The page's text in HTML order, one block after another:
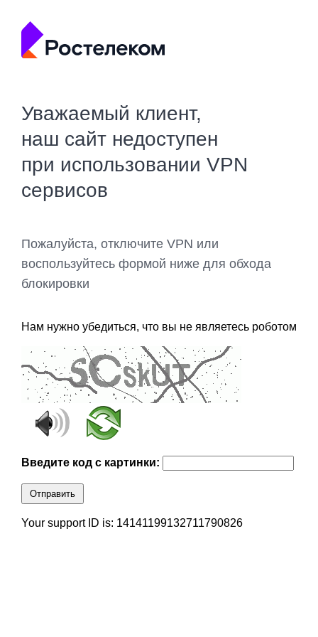
Уважаемый клиент,
наш сайт недоступен
при использовании VPN
сервисов
Пожалуйста, отключите VPN или
воспользуйтесь формой ниже для обхода
блокировки
Нам нужно убедиться, что вы не являетесь роботом
Введите код с картинки:
Отправить
Your support ID is: 14141199132711790826